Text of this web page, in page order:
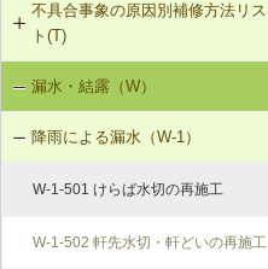
T-1-001 丁番の取付け調整
T-1-002 丁番の取替え
T-1-003 ラッチボルト受金物の調整
不具合事象の原因別補修方法リス
ト(T)
建具の開閉不良（T-1）
漏水・結露（W）
降雨による漏水（W-1）
W-1-501 けらば水切の再施工
W-1-502 軒先水切・軒どいの再施工